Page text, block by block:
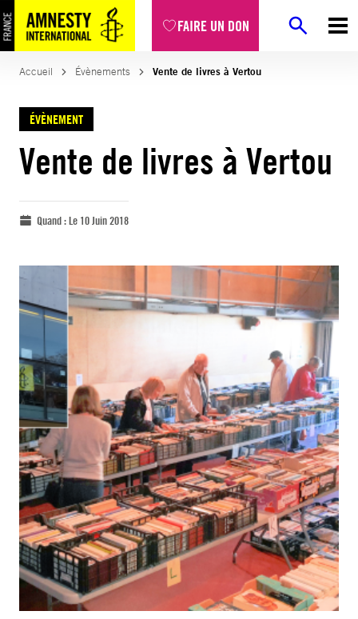
FAIRE UN DON
Accueil Évènements Vente de livres à Vertou
ÉVÈNEMENT
Vente de livres à Vertou
Quand :Le 10 Juin 2018